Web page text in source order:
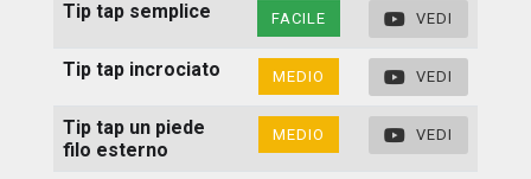
Tip tap semplice FACILE VEDI
Tip tap incrociato MEDIO VEDI
Tip tap un piede
filo esterno
MEDIO VEDI